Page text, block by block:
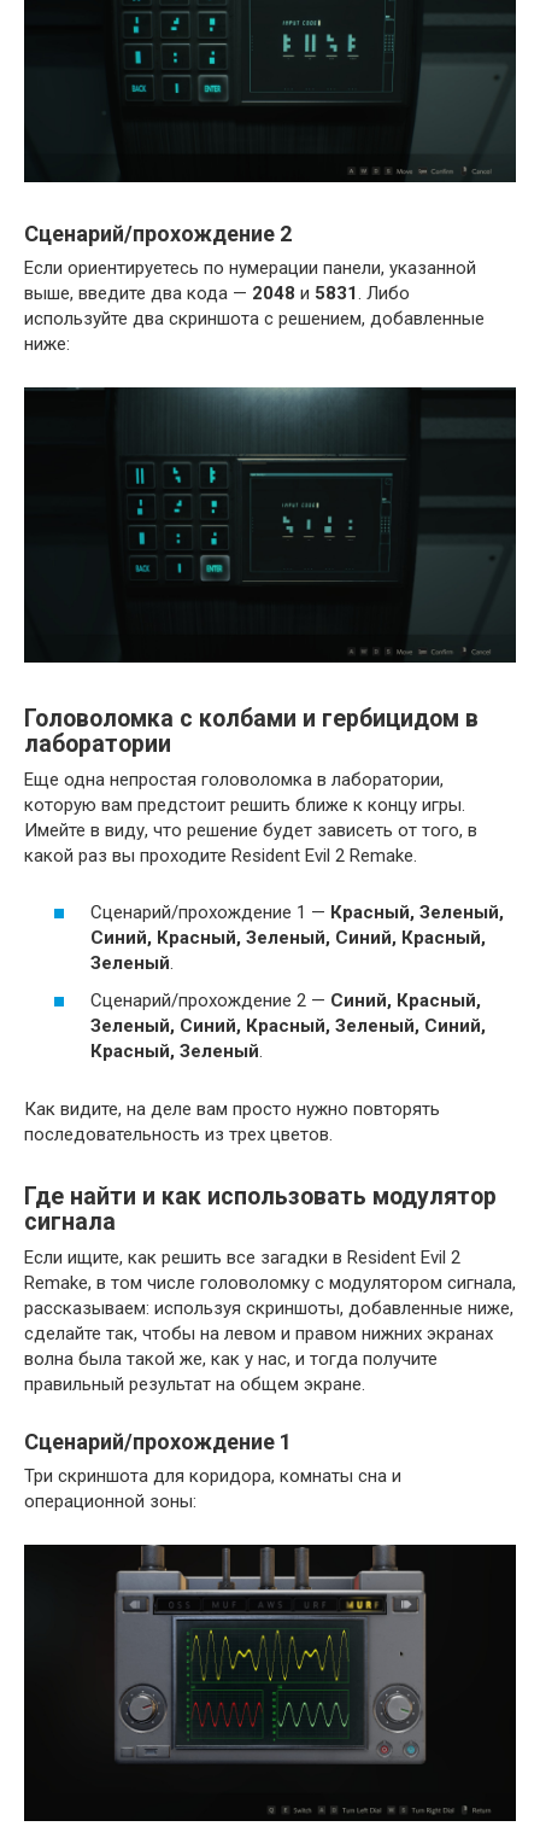
Сценарий/прохождение 2
Если ориентируетесь по нумерации панели, указанной
выше, введите два кода — 2048 и 5831 . Либо
используйте два скриншота с решением, добавленные
ниже:
Головоломка с колбами и гербицидом в
лаборатории
Еще одна непростая головоломка в лаборатории,
которую вам предстоит решить ближе к концу игры.
Имейте в виду, что решение будет зависеть от того, в
какой раз вы проходите Resident Evil 2 Remake.
Сценарий/прохождение 1 — Красный, Зеленый,
Синий, Красный, Зеленый, Синий, Красный,
Зеленый.
Сценарий/прохождение 2 — Синий, Красный,
Зеленый, Синий, Красный, Зеленый, Синий,
Красный, Зеленый.
Как видите, на деле вам просто нужно повторять
последовательность из трех цветов.
Где найти и как использовать модулятор
сигнала
Если ищите, как решить все загадки в Resident Evil 2
Remake, в том числе головоломку с модулятором сигнала,
рассказываем: используя скриншоты, добавленные ниже,
сделайте так, чтобы на левом и правом нижних экранах
волна была такой же, как у нас, и тогда получите
правильный результат на общем экране.
Сценарий/прохождение 1
Три скриншота для коридора, комнаты сна и
операционной зоны: